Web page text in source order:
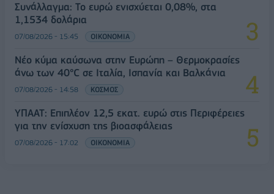
Συνάλλαγμα: Το ευρώ ενισχύεται 0,08%, στα
1,1534 δολάρια
07/08/2026 - 15:45 ΟΙΚΟΝΟΜΙΑ
Νέο κύμα καύσωνα στην Ευρώπη – Θερμοκρασίες
άνω των 40°C σε Ιταλία, Ισπανία και Βαλκάνια
07/08/2026 - 14:58 ΚΟΣΜΟΣ
ΥΠΑΑΤ: Επιπλέον 12,5 εκατ. ευρώ στις Περιφέρειες
για την ενίσχυση της βιοασφάλειας
07/08/2026 - 17:02 ΟΙΚΟΝΟΜΙΑ